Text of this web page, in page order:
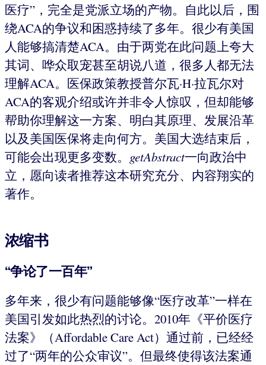
医疗”，完全是党派立场的产物。自此以后，围
绕ACA的争议和困惑持续了多年。很少有美国
人能够搞清楚ACA。由于两党在此问题上夸大
其词、哗众取宠甚至胡说八道，很多人都无法
理解ACA。医保政策教授普尔瓦·H·拉瓦尔对
ACA的客观介绍或许并非令人惊叹，但却能够
帮助你理解这一方案、明白其原理、发展沿革
以及美国医保将走向何方。美国大选结束后，
可能会出现更多变数。 getAbstract一向政治中
立，愿向读者推荐这本研究充分、内容翔实的
著作。
浓缩书
“争论了一百年”
多年来，很少有问题能够像“医疗改革”一样在
美国引发如此热烈的讨论。2010年《平价医疗
法案》（Affordable Care Act）通过前，已经经
过了“两年的公众审议”。但最终使得该法案通